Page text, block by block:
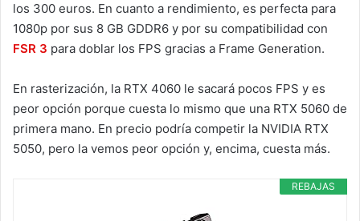
los 300 euros. En cuanto a rendimiento, es perfecta para
1080p por sus 8 GB GDDR6 y por su compatibilidad con
FSR 3 para doblar los FPS gracias a Frame Generation.
En rasterización, la RTX 4060 le sacará pocos FPS y es
peor opción porque cuesta lo mismo que una RTX 5060 de
primera mano. En precio podría competir la NVIDIA RTX
5050, pero la vemos peor opción y, encima, cuesta más.
REBAJAS